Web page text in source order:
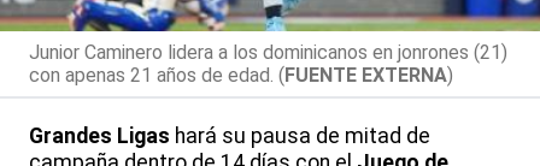
Junior Caminero lidera a los dominicanos en jonrones (21)
con apenas 21 años de edad. (FUENTE EXTERNA)
Grandes Ligas hará su pausa de mitad de